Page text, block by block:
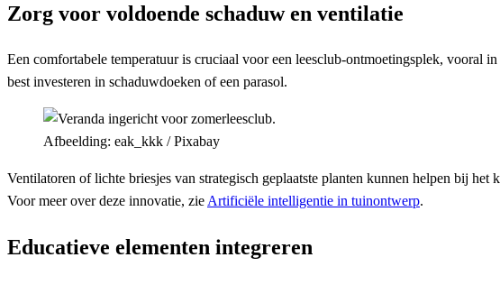
Zorg voor voldoende schaduw en ventilatie
Een comfortabele temperatuur is cruciaal voor een leesclub-ontmoetingsplek, vooral
best investeren in schaduwdoeken of een parasol.
Afbeelding: eak_kkk / Pixabay
Ventilatoren of lichte briesjes van strategisch geplaatste planten kunnen helpen bij
Voor meer over deze innovatie, zieArtificiële intelligentie in tuinontwerp.
Educatieve elementen integreren